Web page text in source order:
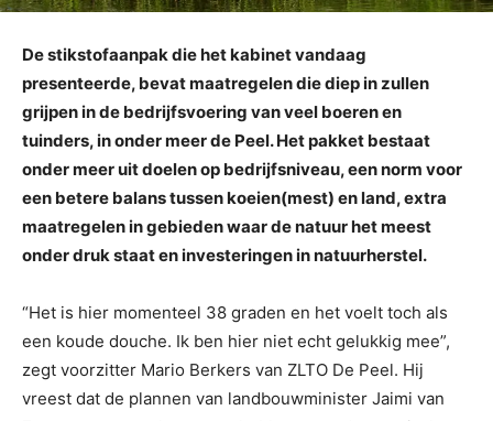
De stikstofaanpak die het kabinet vandaag
presenteerde, bevat maatregelen die diep in zullen
grijpen in de bedrijfsvoering van veel boeren en
tuinders, in onder meer de Peel. Het pakket bestaat
onder meer uit doelen op bedrijfsniveau, een norm voor
een betere balans tussen koeien(mest) en land, extra
maatregelen in gebieden waar de natuur het meest
onder druk staat en investeringen in natuurherstel.
“Het is hier momenteel 38 graden en het voelt toch als
een koude douche. Ik ben hier niet echt gelukkig mee”,
zegt voorzitter Mario Berkers van ZLTO De Peel. Hij
vreest dat de plannen van landbouwminister Jaimi van